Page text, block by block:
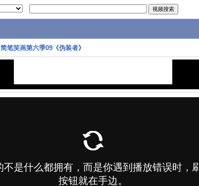
简笔笑画第六季09《伪装者》